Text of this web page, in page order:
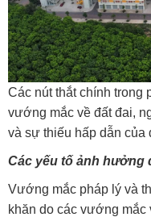
Các nút thắt chính trong
vướng mắc về đất đai,
và sự thiếu hấp dẫn
Các yếu tố ảnh hưởng
Vướng mắc pháp lý và
khăn do các vướng mắc